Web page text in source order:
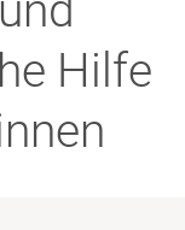
Hilfe